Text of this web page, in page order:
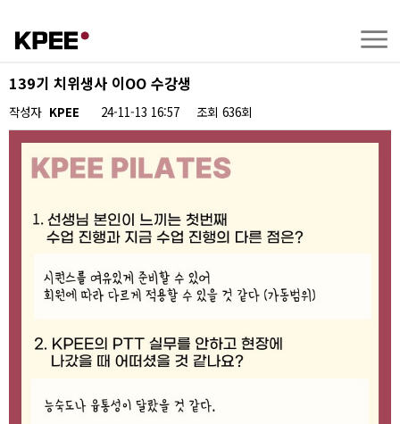
139기 치위생사 이OO 수강생
작성자 KPEE 24-11-13 16:57 조회 636회